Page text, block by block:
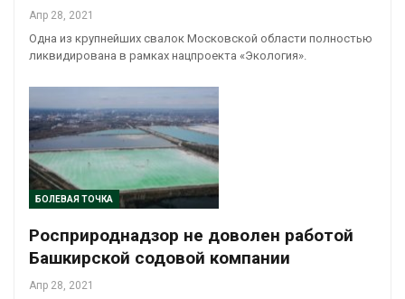
Апр 28, 2021
Одна из крупнейших свалок Московской области полностью
ликвидирована в рамках нацпроекта «Экология».
БОЛЕВАЯ ТОЧКА
Росприроднадзор не доволен работой
Башкирской содовой компании
Апр 28, 2021